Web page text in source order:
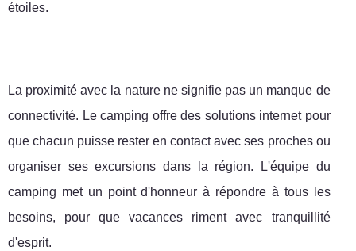
étoiles.
La proximité avec la nature ne signifie pas un manque de
connectivité. Le camping offre des solutions internet pour
que chacun puisse rester en contact avec ses proches ou
organiser ses excursions dans la région. L'équipe du
camping met un point d'honneur à répondre à tous les
besoins, pour que vacances riment avec tranquillité
d'esprit.